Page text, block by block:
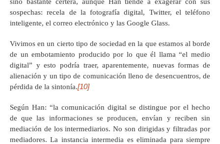
sospechas: recela de la fotografía digital, Twitter, el teléfono
inteligente, el correo electrónico y las Google Glass.
Vivimos en un cierto tipo de sociedad en la que estamos al borde
de un embotamiento producido por lo que él llama “el medio
digital” y esto podría traer, aparentemente, nuevas formas de
alienación y un tipo de comunicación lleno de desencuentros, de
pérdida de la sintonía.[10]
Según Han: “la comunicación digital se distingue por el hecho
de que las informaciones se producen, envían y reciben sin
mediación de los intermediarios. No son dirigidas y filtradas por
mediadores. La instancia intermedia es eliminada para siempre